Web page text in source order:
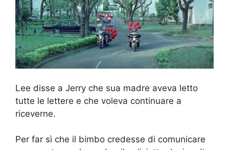
Lee disse a Jerry che sua madre aveva letto
tutte le lettere e che voleva continuare a
riceverne.
Per far sì che il bimbo credesse di comunicare